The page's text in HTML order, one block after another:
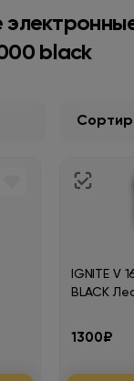
black
IGNITE V
BLACK
1300₽